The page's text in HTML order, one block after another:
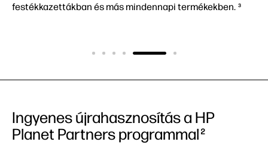
festékkazettákban és más mindennapi termékekben. 3
Ingyenes újrahasznosítás a HP
Planet Partners programmal 2